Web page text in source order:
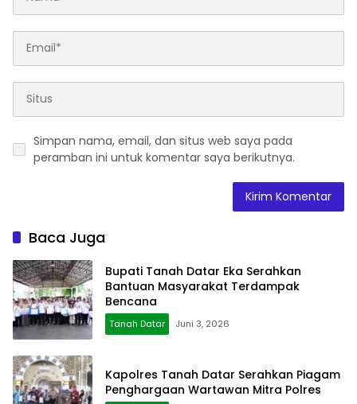
Simpan nama, email, dan situs web saya pada
peramban ini untuk komentar saya berikutnya.
Baca Juga
Bupati Tanah Datar Eka Serahkan
Bantuan Masyarakat Terdampak
Bencana
Tanah Datar Juni 3, 2026
Kapolres Tanah Datar Serahkan Piagam
Penghargaan Wartawan Mitra Polres